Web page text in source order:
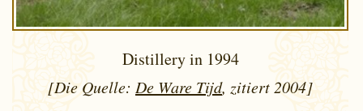
Distillery in 1994
[Die Quelle: De Ware Tijd, zitiert 2004]